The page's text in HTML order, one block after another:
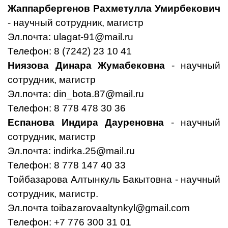
Жаппарбергенов Рахметулла Умирбекович
- научный сотрудник, магистр
Эл.почта: ulagat-91@mail.ru
Телефон: 8 (7242) 23 10 41
Ниязова Динара Жумабековна - научный
сотрудник, магистр
Эл.почта: din_bota.87@mail.ru
Телефон: 8 778 478 30 36
Еспанова Индира Дауреновна - научный
сотрудник, магистр
Эл.почта: indirka.25@mail.ru
Телефон: 8 778 147 40 33
Тойбазарова Алтынкуль Бакытовна - научный
сотрудник, магистр.
Эл.почта toibazarovaaltynkyl@gmail.com
Телефон: +7 776 300 31 01